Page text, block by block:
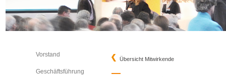
Vorstand
Geschäftsführung
Übersicht Mitwirkende